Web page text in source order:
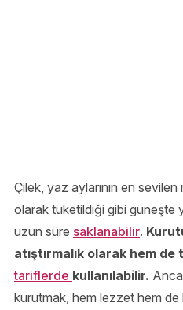
Çilek, yaz aylarının en
olarak tüketildiği gibi güneşte
uzun süre saklanabilir.
atıştırmalık olarak hem de
tariflerde kullanılabilir.
kurutmak, hem lezzet hem